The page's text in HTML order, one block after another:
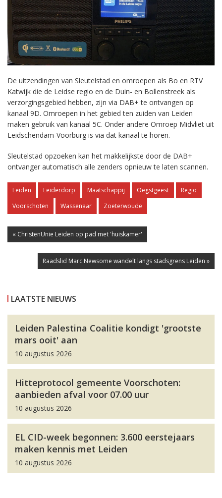
De uitzendingen van Sleutelstad en omroepen als Bo en RTV
Katwijk die de Leidse regio en de Duin- en Bollenstreek als
verzorgingsgebied hebben, zijn via DAB+ te ontvangen op
kanaal 9D. Omroepen in het gebied ten zuiden van Leiden
maken gebruik van kanaal 5C. Onder andere Omroep Midvliet uit
Leidschendam-Voorburg is via dat kanaal te horen.
Sleutelstad opzoeken kan het makkelijkste door de DAB+
ontvanger automatisch alle zenders opnieuw te laten scannen.
Leiden Leiderdorp Maatschappij Oegstgeest
Regio
Voorschoten
Wassenaar Zoeterwoude
« ChristenUnie Leiden op pad met 'huiskamer'
Raadslid Marc Newsome wandelt langs stadsgrens Leiden »
LAATSTE NIEUWS
Leiden Palestina Coalitie kondigt 'grootste
mars ooit' aan
10 augustus 2026
Hitteprotocol gemeente Voorschoten:
aanbieden afval voor 07.00 uur
10 augustus 2026
EL CID-week begonnen: 3.600 eerstejaars
maken kennis met Leiden
10 augustus 2026